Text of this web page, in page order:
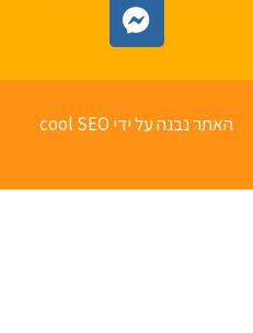
האתר נבנה על ידי cool SEO